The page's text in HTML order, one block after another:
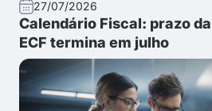
27/07/2026
Calendário Fiscal: prazo
ECF termina em julho